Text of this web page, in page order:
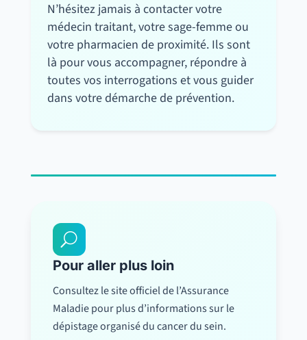
N’hésitez jamais à contacter votre
médecin traitant, votre sage-femme ou
votre pharmacien de proximité. Ils sont
là pour vous accompagner, répondre à
toutes vos interrogations et vous guider
dans votre démarche de prévention.
U
Pour aller plus loin
Consultez le site officiel de l’Assurance
Maladie pour plus d’informations sur le
dépistage organisé du cancer du sein.